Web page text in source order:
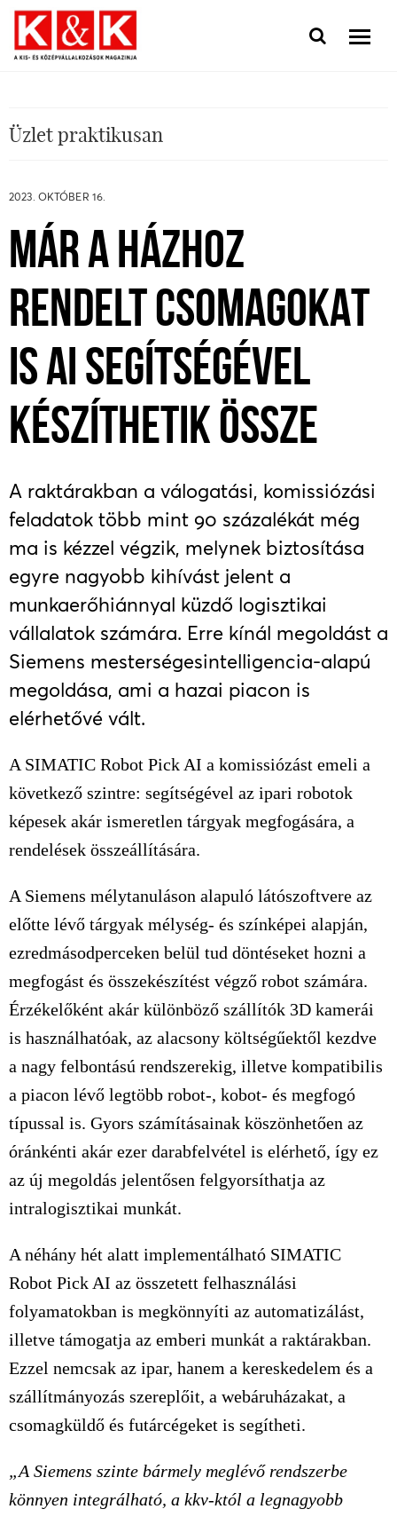
Üzlet praktikusan
2023. OKTÓBER 16.
MÁR A HÁZHOZ
RENDELT CSOMAGOKAT
IS AI SEGÍTSÉGÉVEL
KÉSZÍTHETIK ÖSSZE
A raktárakban a válogatási, komissiózási
feladatok több mint 90 százalékát még
ma is kézzel végzik, melynek biztosítása
egyre nagyobb kihívást jelent a
munkaerőhiánnyal küzdő logisztikai
vállalatok számára. Erre kínál megoldást a
Siemens mesterségesintelligencia-alapú
megoldása, ami a hazai piacon is
elérhetővé vált.
A SIMATIC Robot Pick AI a komissiózást emeli a
következő szintre: segítségével az ipari robotok
képesek akár ismeretlen tárgyak megfogására, a
rendelések összeállítására.
A Siemens mélytanuláson alapuló látószoftvere az
előtte lévő tárgyak mélység- és színképei alapján,
ezredmásodperceken belül tud döntéseket hozni a
megfogást és összekészítést végző robot számára.
Érzékelőként akár különböző szállítók 3D kamerái
is használhatóak, az alacsony költségűektől kezdve
a nagy felbontású rendszerekig, illetve kompatibilis
a piacon lévő legtöbb robot-, kobot- és megfogó
típussal is. Gyors számításainak köszönhetően az
óránkénti akár ezer darabfelvétel is elérhető, így ez
az új megoldás jelentősen felgyorsíthatja az
intralogisztikai munkát.
A néhány hét alatt implementálható SIMATIC
Robot Pick AI az összetett felhasználási
folyamatokban is megkönnyíti az automatizálást,
illetve támogatja az emberi munkát a raktárakban.
Ezzel nemcsak az ipar, hanem a kereskedelem és a
szállítmányozás szereplőit, a webáruházakat, a
csomagküldő és futárcégeket is segítheti.
„A Siemens szinte bármely meglévő rendszerbe
könnyen integrálható, a kkv-któl a legnagyobb